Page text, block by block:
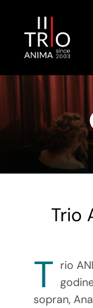
Početna
Galerija
Trio
T rio
sopran,